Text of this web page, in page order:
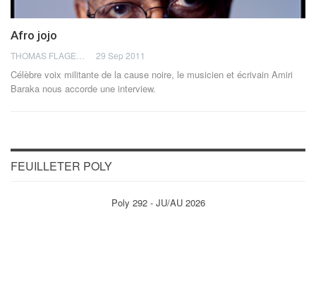
Afro jojo
29 Sep 2011
Célèbre voix militante de la cause noire, le musicien et écrivain Amiri
Baraka nous accorde une interview.
FEUILLETER POLY
Poly 292 - JU/AU 2026